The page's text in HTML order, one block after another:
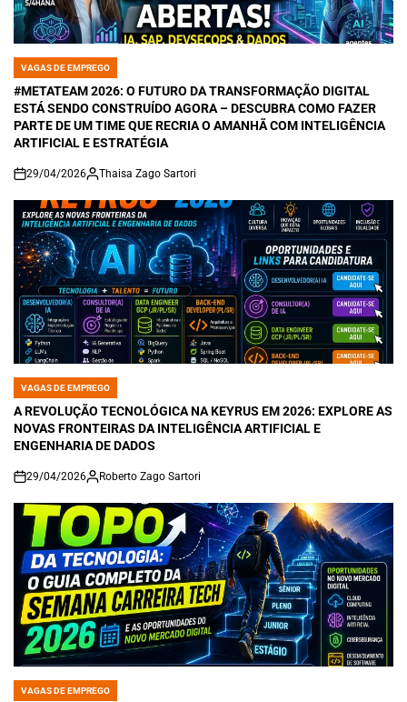
POSTED
IN
VAGAS DE EMPREGO
#METATEAM 2026: O FUTURO DA TRANSFORMAÇÃO DIGITAL
ESTÁ SENDO CONSTRUÍDO AGORA – DESCUBRA COMO FAZER
PARTE DE UM TIME QUE RECRIA O AMANHÃ COM INTELIGÊNCIA
ARTIFICIAL E ESTRATÉGIA
on
29/04/2026 Thaisa Zago Sartori
POSTED
IN
VAGAS DE EMPREGO
A REVOLUÇÃO TECNOLÓGICA NA KEYRUS EM 2026: EXPLORE AS
NOVAS FRONTEIRAS DA INTELIGÊNCIA ARTIFICIAL E
ENGENHARIA DE DADOS
on
29/04/2026 Roberto Zago Sartori
POSTED
VAGAS DE EMPREGO